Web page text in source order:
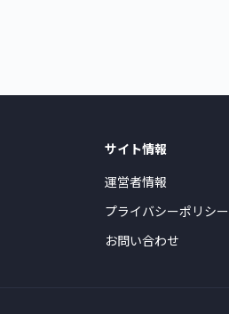
サイト情報
運営者情報
プライバシーポリシー
お問い合わせ